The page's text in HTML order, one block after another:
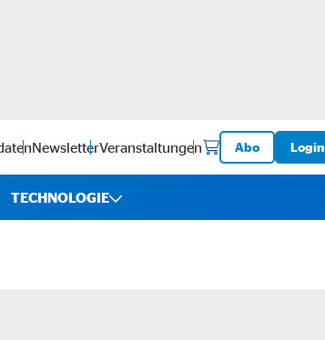
NewsletterVeranstaltungen Abo Login
TECHNOLOGIE